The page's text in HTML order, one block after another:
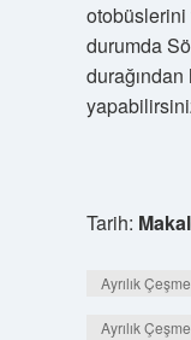
durumda
durağından
Tarih:
Ayrılık
Ayrılık